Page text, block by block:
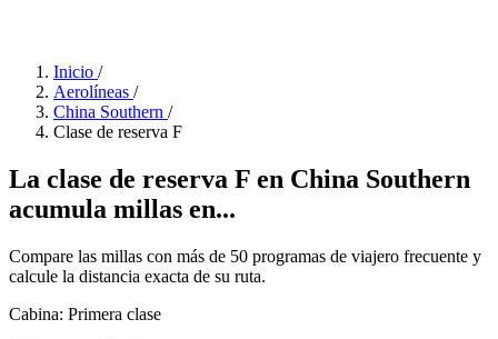
Inicio /
Aerolíneas /
China Southern /
Clase de reserva F
La clase de reserva F en China Southern
acumula millas en...
Compare las millas con más de 50 programas de viajero frecuente y
calcule la distancia exacta de su ruta.
Cabina: Primera clase